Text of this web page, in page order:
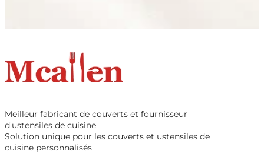
Meilleur fabricant de couverts et fournisseur
d'ustensiles de cuisine
Solution unique pour les couverts et ustensiles de
cuisine personnalisés